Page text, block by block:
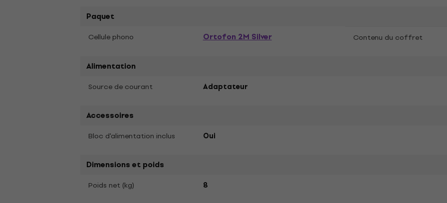
Paquet
Cellule phono Ortofon 2M Silver Contenu du coffret
Alimentation
Source de courant Adaptateur
Accessoires
Bloc d'alimentation inclus Oui
Dimensions et poids
Poids net (kg) 8